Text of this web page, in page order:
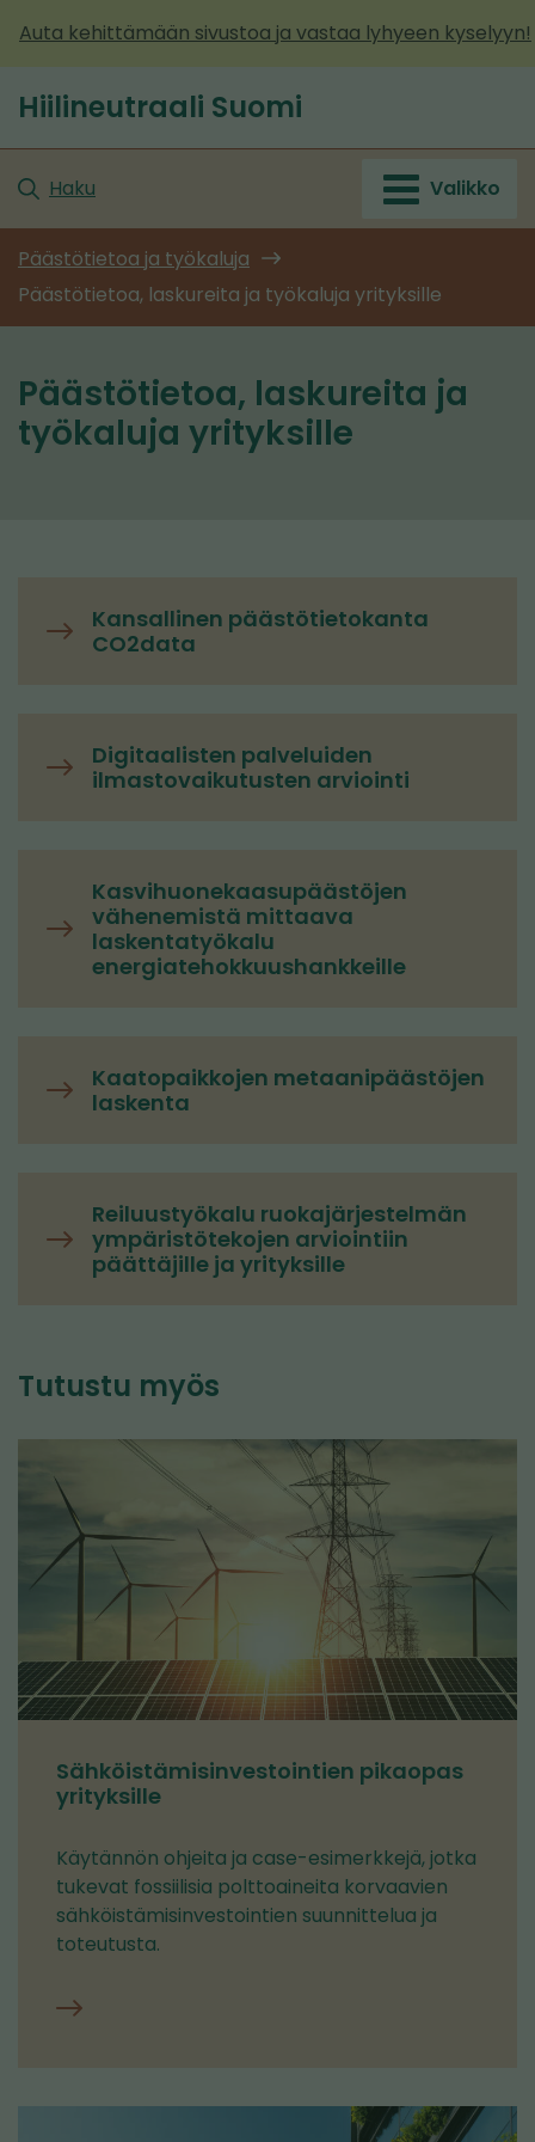
sisältöön
Auta kehittämään sivustoa ja vastaa lyhyeen kyselyyn!
Etusivu
Hiilineutraali Suomi
Haku Valikko
Päästötietoa ja työkaluja
Päästötietoa, laskureita ja työkaluja yrityksille
Päästötietoa, laskureita ja
työkaluja yrityksille
Kansallinen päästötietokanta
CO2data
Digitaalisten palveluiden
ilmastovaikutusten arviointi
Kasvihuonekaasupäästöjen
vähenemistä mittaava
laskentatyökalu
energiatehokkuushankkeille
Kaatopaikkojen metaanipäästöjen
laskenta
Reiluustyökalu ruokajärjestelmän
ympäristötekojen arviointiin
päättäjille ja yrityksille
Tutustu myös
Sähköistämisinvestointien pikaopas
yrityksille
Käytännön ohjeita ja case-esimerkkejä, jotka
tukevat fossiilisia polttoaineita korvaavien
sähköistämisinvestointien suunnittelua ja
toteutusta.
Sähköistämisinvestointien